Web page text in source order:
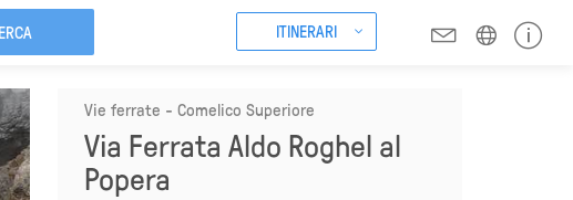
ITINERARI
Vie ferrate - Comelico Superiore
Via Ferrata Aldo Roghel al
Popera